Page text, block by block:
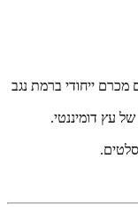
מגיעים מכרם ייחודי ברמת נגב
עץ דומיננטי.